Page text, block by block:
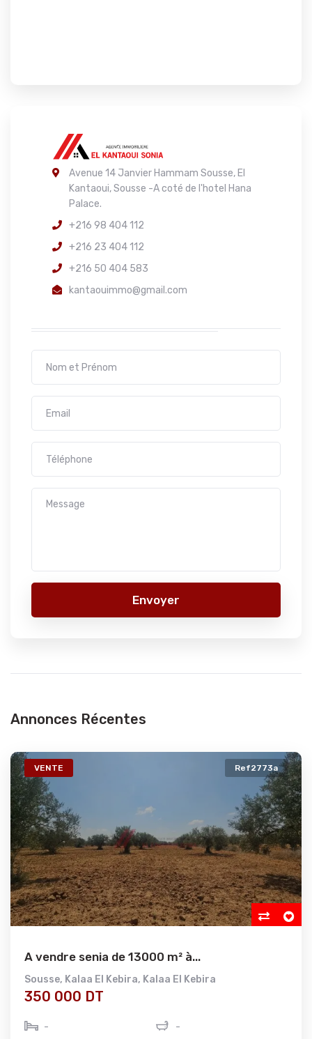
Avenue 14 Janvier Hammam Sousse, El
Kantaoui, Sousse -A coté de l'hotel Hana
Palace.
+216 98 404 112
+216 23 404 112
+216 50 404 583
kantaouimmo@gmail.com
Envoyer
Annonces Récentes
VENTE Ref2773a
A vendre senia de 13000 m² à...
Sousse, Kalaa El Kebira, Kalaa El Kebira
350 000 DT
-
-